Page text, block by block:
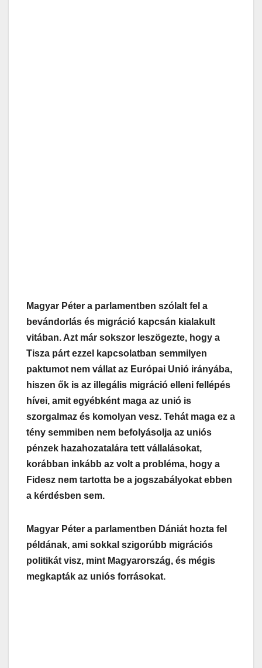
Magyar Péter a parlamentben szólalt fel a
bevándorlás és migráció kapcsán kialakult
vitában. Azt már sokszor leszögezte, hogy a
Tisza párt ezzel kapcsolatban semmilyen
paktumot nem vállat az Európai Unió irányába,
hiszen ők is az illegális migráció elleni fellépés
hívei, amit egyébként maga az unió is
szorgalmaz és komolyan vesz. Tehát maga ez a
tény semmiben nem befolyásolja az uniós
pénzek hazahozatalára tett vállalásokat,
korábban inkább az volt a probléma, hogy a
Fidesz nem tartotta be a jogszabályokat ebben
a kérdésben sem.
Magyar Péter a parlamentben Dániát hozta fel
példának, ami sokkal szigorúbb migrációs
politikát visz, mint Magyarország, és mégis
megkapták az uniós forrásokat.